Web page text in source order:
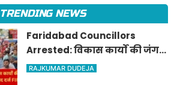
TRENDING NEWS
Faridabad Councillors
Arrested: विकास कार्यों की जंग
में पार्षद पहुंचे जेल! एक्सईएन से
RAJKUMAR DUDEJA